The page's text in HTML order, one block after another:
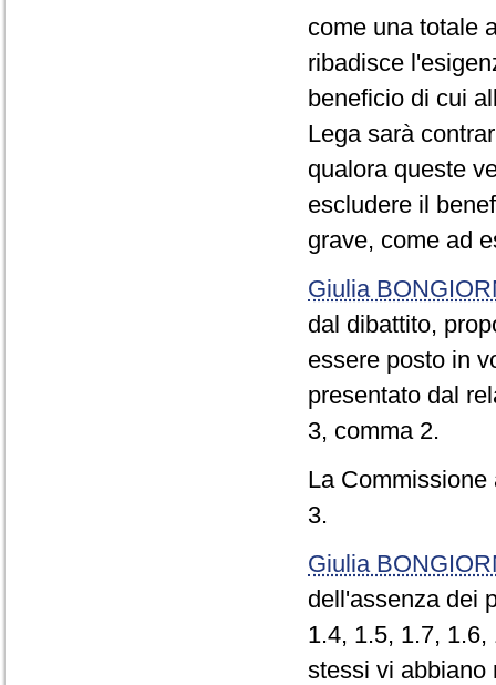
come una totale
ribadisce
beneficio di cui
Lega sarà
qualora queste
escludere il
grave, come ad
Giulia
dal dibattito,
essere posto in
presentato dal
3, comma 2.
La
3.
Giulia
dell'assenza dei
1.4, 1.5, 1.7,
stessi vi abbiano